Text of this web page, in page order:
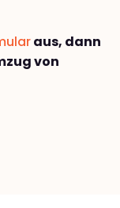
aus, dann
von